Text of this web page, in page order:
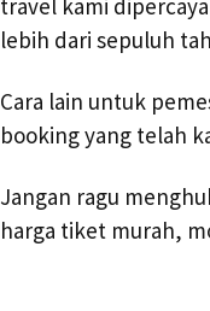
travel kami
lebih dari sepuluh
Cara lain untuk
booking yang telah
Jangan ragu
harga tiket murah,